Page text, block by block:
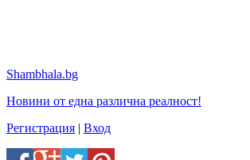
Shambhala.bg
Новини от една различна реалност!
Регистрация | Вход